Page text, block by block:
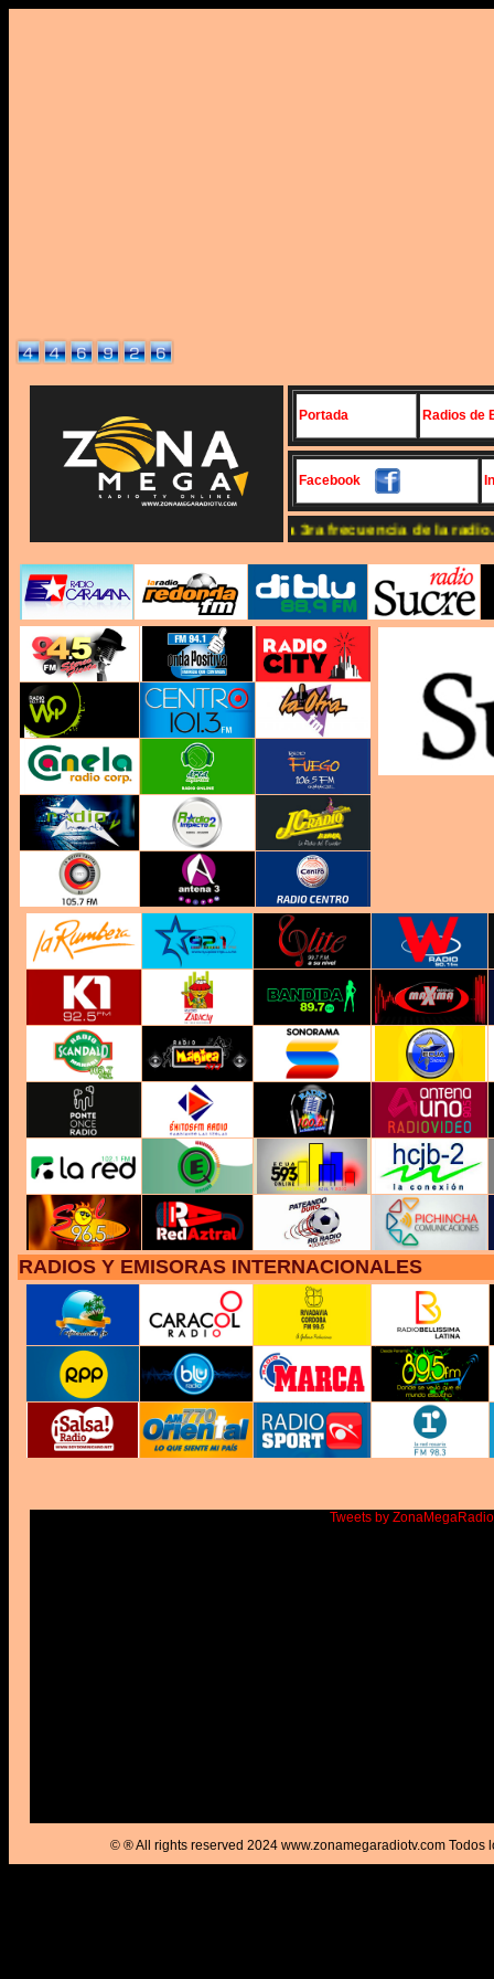
Portada Radios de
Facebook
Somos la 3ra frecuencia de la radio...!
RADIOS Y EMISORAS INTERNACIONALES
Tweets by
© ® All rights reserved 2024 www.zonamegaradiotv.com